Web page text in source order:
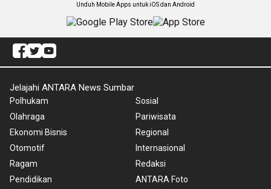
Unduh Mobile Apps untuk iOS dan Android
Jelajahi ANTARA News Sumbar
Polhukam
Olahraga
Ekonomi Bisnis
Otomotif
Ragam
Pendidikan
Sosial
Pariwisata
Regional
Internasional
Redaksi
ANTARA Foto